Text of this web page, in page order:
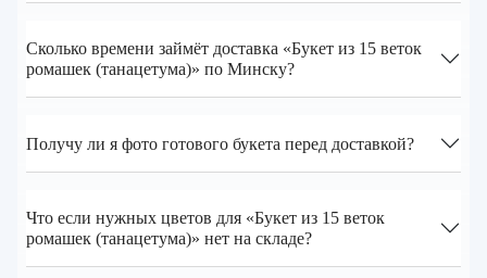
Сколько времени займёт доставка «Букет из 15 веток
ромашек (танацетума)» по Минску?
Получу ли я фото готового букета перед доставкой?
Что если нужных цветов для «Букет из 15 веток
ромашек (танацетума)» нет на складе?